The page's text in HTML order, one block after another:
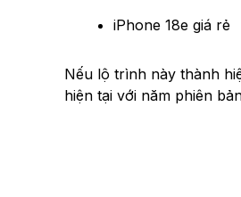
iPhone 18e giá rẻ
Nếu lộ trình này thành
hiện tại với năm phiên